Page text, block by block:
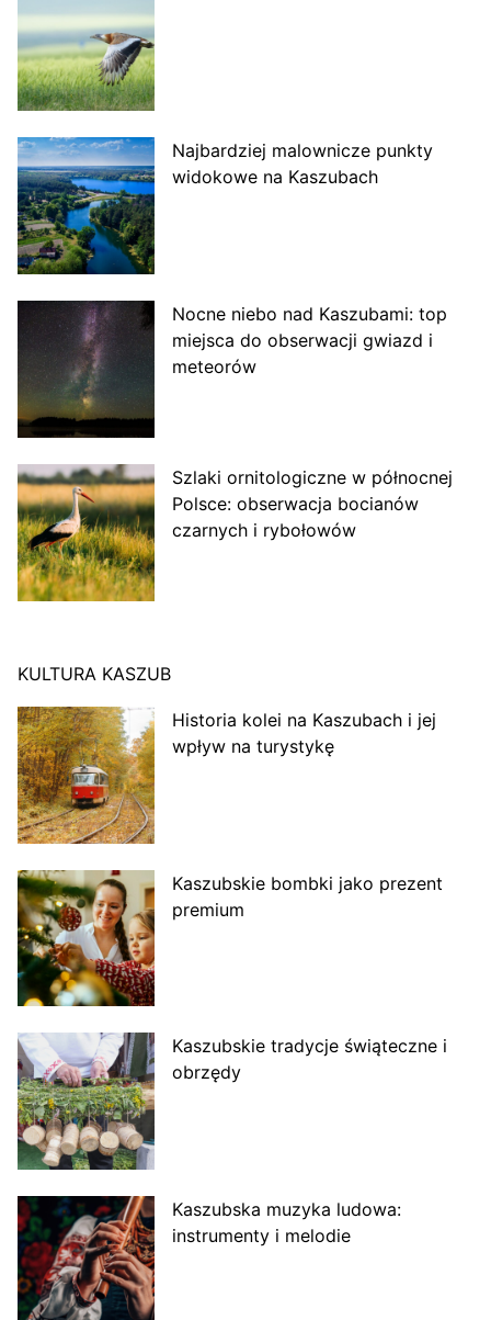
Najbardziej malownicze punkty
widokowe na Kaszubach
Nocne niebo nad Kaszubami: top
miejsca do obserwacji gwiazd i
meteorów
Szlaki ornitologiczne w północnej
Polsce: obserwacja bocianów
czarnych i rybołowów
KULTURA KASZUB
Historia kolei na Kaszubach i jej
wpływ na turystykę
Kaszubskie bombki jako prezent
premium
Kaszubskie tradycje świąteczne i
obrzędy
Kaszubska muzyka ludowa:
instrumenty i melodie